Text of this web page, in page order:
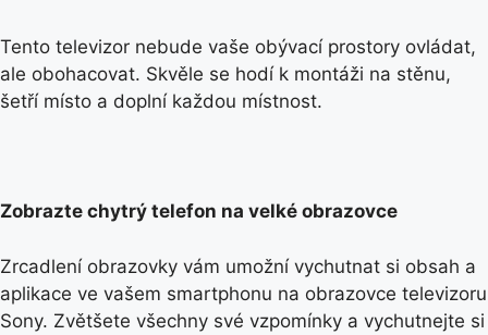
Tento televizor nebude vaše obývací prostory ovládat,
ale obohacovat. Skvěle se hodí k montáži na stěnu,
šetří místo a doplní každou místnost.
Zobrazte chytrý telefon na velké obrazovce
Zrcadlení obrazovky vám umožní vychutnat si obsah a
aplikace ve vašem smartphonu na obrazovce televizoru
Sony. Zvětšete všechny své vzpomínky a vychutnejte si